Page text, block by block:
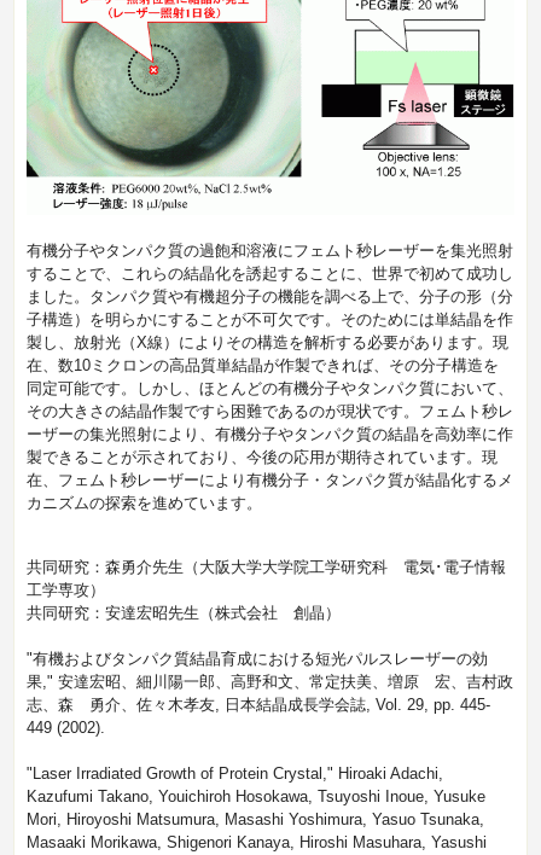
有機分子やタンパク質の過飽和溶液にフェムト秒レーザーを集光照射
することで、これらの結晶化を誘起することに、世界で初めて成功し
ました。タンパク質や有機超分子の機能を調べる上で、分子の形（分
子構造）を明らかにすることが不可欠です。そのためには単結晶を作
製し、放射光（X線）によりその構造を解析する必要があります。現
在、数10ミクロンの高品質単結晶が作製できれば、その分子構造を
同定可能です。しかし、ほとんどの有機分子やタンパク質において、
その大きさの結晶作製ですら困難であるのが現状です。フェムト秒レ
ーザーの集光照射により、有機分子やタンパク質の結晶を高効率に作
製できることが示されており、今後の応用が期待されています。現
在、フェムト秒レーザーにより有機分子・タンパク質が結晶化するメ
カニズムの探索を進めています。
共同研究：森勇介先生（大阪大学大学院工学研究科 電気･電子情報
工学専攻）
共同研究：安達宏昭先生（株式会社 創晶）
"有機およびタンパク質結晶育成における短光パルスレーザーの効
果," 安達宏昭、細川陽一郎、高野和文、常定扶美、増原 宏、吉村政
志、森 勇介、佐々木孝友, 日本結晶成長学会誌, Vol. 29, pp. 445-
449 (2002).
"Laser Irradiated Growth of Protein Crystal," Hiroaki Adachi,
Kazufumi Takano, Youichiroh Hosokawa, Tsuyoshi Inoue, Yusuke
Mori, Hiroyoshi Matsumura, Masashi Yoshimura, Yasuo Tsunaka,
Masaaki Morikawa, Shigenori Kanaya, Hiroshi Masuhara, Yasushi